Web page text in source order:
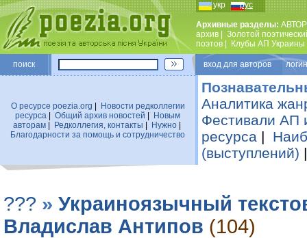
укр рус
Архивные разделы:
архив
Золотой
поэтов
Клубы АП Украины
поиск вход для авторов
О ресурсе poezia.org
Новости редколлегии
ресурса
Общий архив новостей
Новым
авторам| Редколлегия, контакты Нужно|
Благодарности за помощь и сотрудничество
Аналитика
Фестивали АП
ресурса |
(выступлений)
??? » Украиноязычный
Владислав Антипов (104)